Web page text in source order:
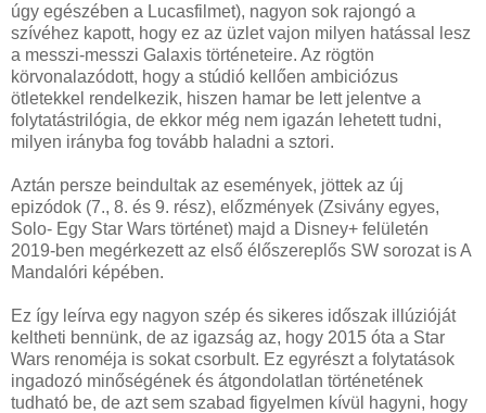
úgy egészében a Lucasfilmet), nagyon sok rajongó a
szívéhez kapott, hogy ez az üzlet vajon milyen hatással lesz
a messzi-messzi Galaxis történeteire. Az rögtön
körvonalazódott, hogy a stúdió kellően ambiciózus
ötletekkel rendelkezik, hiszen hamar be lett jelentve a
folytatástrilógia, de ekkor még nem igazán lehetett tudni,
milyen irányba fog tovább haladni a sztori.
Aztán persze beindultak az események, jöttek az új
epizódok (7., 8. és 9. rész), előzmények (Zsivány egyes,
Solo- Egy Star Wars történet) majd a Disney+ felületén
2019-ben megérkezett az első élőszereplős SW sorozat is A
Mandalóri képében.
Ez így leírva egy nagyon szép és sikeres időszak illúzióját
keltheti bennünk, de az igazság az, hogy 2015 óta a Star
Wars renoméja is sokat csorbult. Ez egyrészt a folytatások
ingadozó minőségének és átgondolatlan történetének
tudható be, de azt sem szabad figyelmen kívül hagyni, hogy